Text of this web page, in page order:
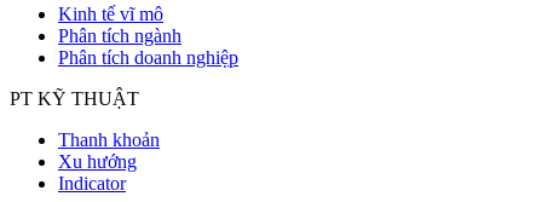
Kinh tế vĩ mô
Phân tích ngành
Phân tích doanh nghiệp
PT KỸ THUẬT
Thanh khoản
Xu hướng
Indicator